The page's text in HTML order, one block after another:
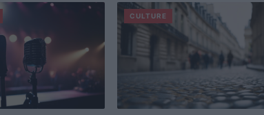
CULTURE